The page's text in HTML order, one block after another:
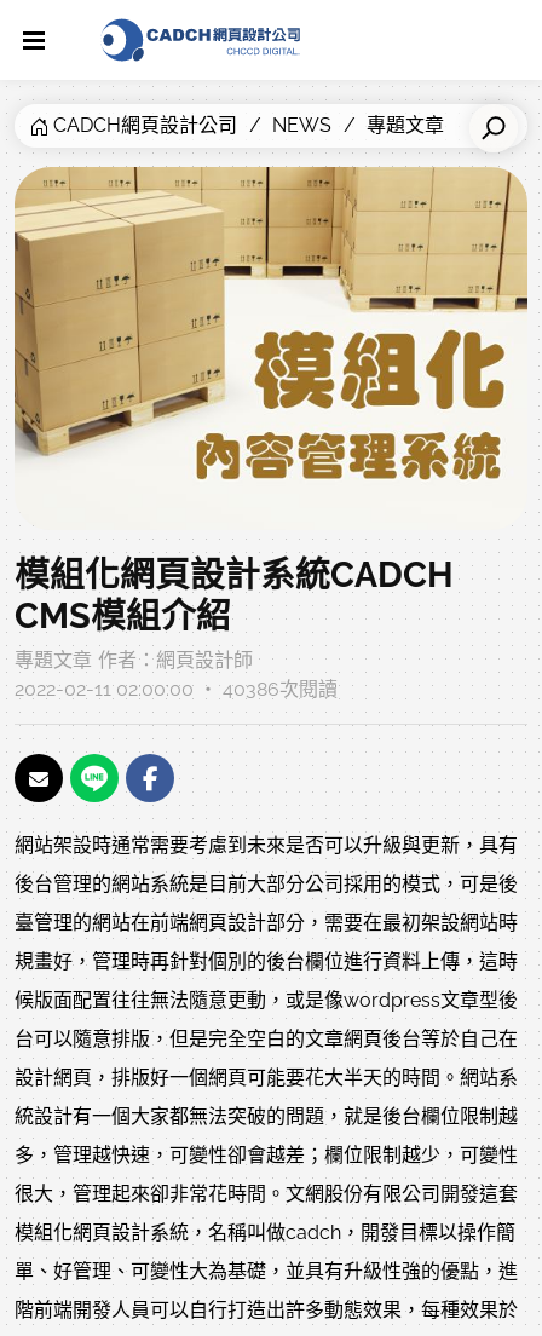
CADCH網頁設計公司 NEWS 專題文章
模組化網頁設計系統CADCH
CMS模組介紹
專題文章 作者：網頁設計師
2022-02-11 02:00:00 ‧ 40386次閱讀
網站架設時通常需要考慮到未來是否可以升級與更新，具有
後台管理的網站系統是目前大部分公司採用的模式，可是後
臺管理的網站在前端網頁設計部分，需要在最初架設網站時
規畫好，管理時再針對個別的後台欄位進行資料上傳，這時
候版面配置往往無法隨意更動，或是像wordpress文章型後
台可以隨意排版，但是完全空白的文章網頁後台等於自己在
設計網頁，排版好一個網頁可能要花大半天的時間。網站系
統設計有一個大家都無法突破的問題，就是後台欄位限制越
多，管理越快速，可變性卻會越差；欄位限制越少，可變性
很大，管理起來卻非常花時間。 文網股份有限公司開發這套
模組化網頁設計系統，名稱叫做cadch，開發目標以操作簡
單、好管理、可變性大為基礎，並具有升級性強的優點，進
階前端開發人員可以自行打造出許多動態效果，每種效果於